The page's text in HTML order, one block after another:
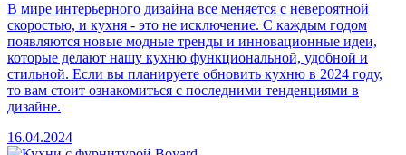
В мире интерьерного дизайна все меняется с невероятной
скоростью, и кухня - это не исключение. С каждым годом
появляются новые модные тренды и инновационные идеи,
которые делают нашу кухню функциональной, удобной и
стильной. Если вы планируете обновить кухню в 2024 году,
то вам стоит ознакомиться с последними тенденциями в
дизайне.
16.04.2024